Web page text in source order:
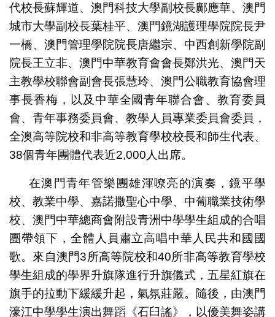
代校長蘇輝道、澳門科技大學副校長鄺應華、澳門
城市大學副校長葉桂平、澳門鏡湖護理學院院長尹
一橋、澳門管理學院院長唐繼宗、中西創新學院副
院長王立非、澳門中華教育會會長鄭洪光、澳門天
主教學校聯會副會長張慧玲、澳門公職教育協會理
事長香梅，以及中華全國青年聯合會、教育委員
會、青年事務委員會、教學人員專業委員會委員，
全澳高等院校和非高等教育學校校長和師生代表、
38個青年團體代表近2,000人出席。
在澳門青年管樂團雄渾嘹亮的演奏，鏡平學
校、教業中學、嘉諾撒聖心中學、中葡職業技術學
校、澳門中華總商會附設青洲中學學生組成的合唱
團帶領下，全體人員肅立高唱中華人民共和國國
歌。來自澳門3所高等院校和40所非高等教育學校
學生組成的學界升旗隊進行升旗儀式，五星紅旗在
旗手的拉動下緩緩升起，氣氛莊嚴。隨後，由澳門
濠江中學學生演出舞蹈《石臼謠》，以優美舞姿講